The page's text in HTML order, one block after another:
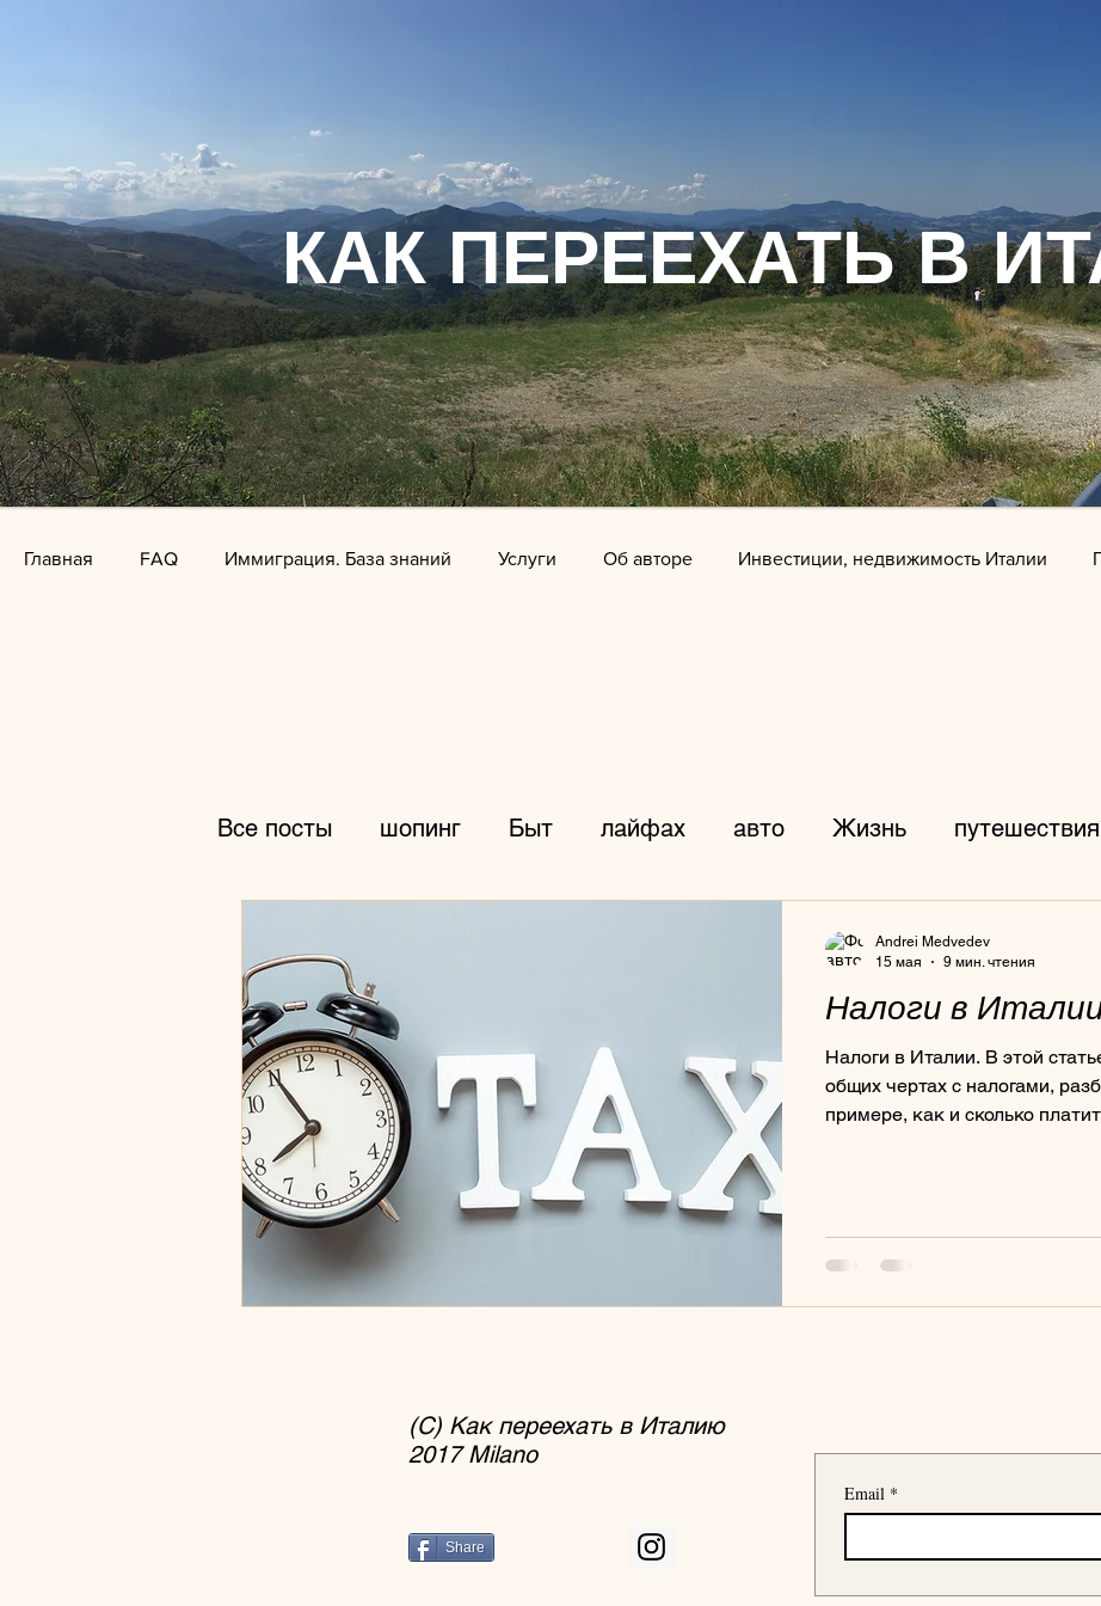
КАК ПЕРЕЕХАТЬ В
Все посты шопинг Быт лайфах авто Жизнь путешествия
горы дети дороги происшествия
образование курсы кулинария школы продукты
Развлечения любовь работа законы Италии
Налоги в
Налоги в Италии. В этой
общих чертах с налогами,
примере, как и сколько
Andrei Medvedev
15 мая
9 мин. чтения
Главная FAQ Иммиграция. База знаний Услуги Об авторе Инвестиции, недвижимость Италии
(C) Какпереехатьв Италию
2017 Milano
Share
Email *